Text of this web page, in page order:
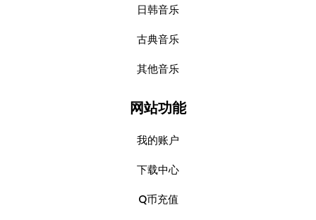
日韩音乐
古典音乐
其他音乐
网站功能
我的账户
下载中心
Q币充值